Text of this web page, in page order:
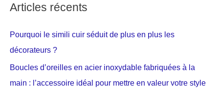
Articles récents
Pourquoi le simili cuir séduit de plus en plus les
décorateurs ?
Boucles d’oreilles en acier inoxydable fabriquées à la
main : l’accessoire idéal pour mettre en valeur votre style